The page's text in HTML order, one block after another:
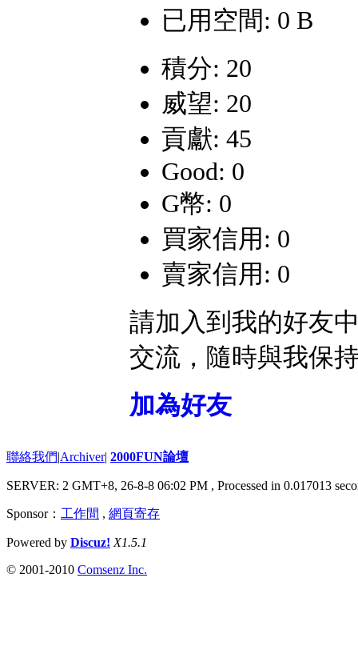
已用空間: 0 B
積分: 20
威望: 20
貢獻: 45
Good: 0
G幣: 0
買家信用: 0
賣家信用: 0
請加入到我的好友
交流，隨時與我保
加為好友
聯絡我們|Archiver| 2000FUN論壇
SERVER: 2 GMT+8, 26-8-8 06:02 PM , Processed in 0.017013
Sponsor： 工作間 , 網頁寄存
Powered by Discuz! X1.5.1
© 2001-2010 Comsenz Inc.